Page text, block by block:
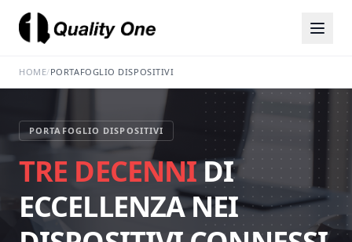
HOME/PORTAFOGLIO DISPOSITIVI
PORTAFOGLIO DISPOSITIVI
TRE DECENNIDI
ECCELLENZA NEI